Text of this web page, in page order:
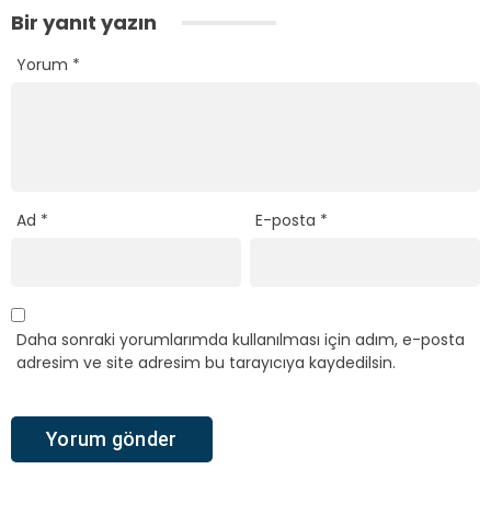
Bir yanıt yazın
Yorum *
Ad * E-posta *
Daha sonraki yorumlarımda kullanılması için adım, e-posta
adresim ve site adresim bu tarayıcıya kaydedilsin.